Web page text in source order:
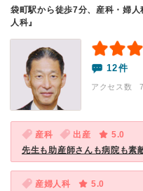
袋町駅から徒歩7分、産科・婦
人科』
12件
アクセス数
産科 出産
5.0
先生も助産師さんも病院も素
産婦人科
5.0